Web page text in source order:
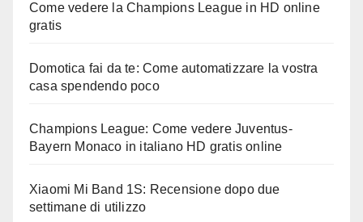
Come vedere la Champions League in HD online
gratis
Domotica fai da te: Come automatizzare la vostra
casa spendendo poco
Champions League: Come vedere Juventus-
Bayern Monaco in italiano HD gratis online
Xiaomi Mi Band 1S: Recensione dopo due
settimane di utilizzo